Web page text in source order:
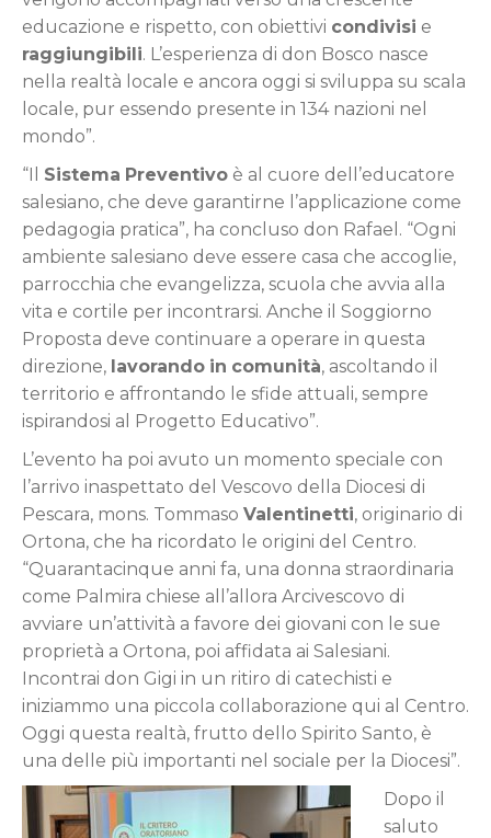
educazione e rispetto, con obiettivi condivisi e
raggiungibili. L’esperienza di don Bosco nasce
nella realtà locale e ancora oggi si sviluppa su scala
locale, pur essendo presente in 134 nazioni nel
mondo”.
“Il Sistema Preventivo è al cuore dell’educatore
salesiano, che deve garantirne l’applicazione come
pedagogia pratica”, ha concluso don Rafael. “Ogni
ambiente salesiano deve essere casa che accoglie,
parrocchia che evangelizza, scuola che avvia alla
vita e cortile per incontrarsi. Anche il Soggiorno
Proposta deve continuare a operare in questa
direzione, lavorando in comunità, ascoltando il
territorio e affrontando le sfide attuali, sempre
ispirandosi al Progetto Educativo”.
L’evento ha poi avuto un momento speciale con
l’arrivo inaspettato del Vescovo della Diocesi di
Pescara, mons. Tommaso Valentinetti, originario di
Ortona, che ha ricordato le origini del Centro.
“Quarantacinque anni fa, una donna straordinaria
come Palmira chiese all’allora Arcivescovo di
avviare un’attività a favore dei giovani con le sue
proprietà a Ortona, poi affidata ai Salesiani.
Incontrai don Gigi in un ritiro di catechisti e
iniziammo una piccola collaborazione qui al Centro.
Oggi questa realtà, frutto dello Spirito Santo, è
una delle più importanti nel sociale per la Diocesi”.
Dopo il
saluto